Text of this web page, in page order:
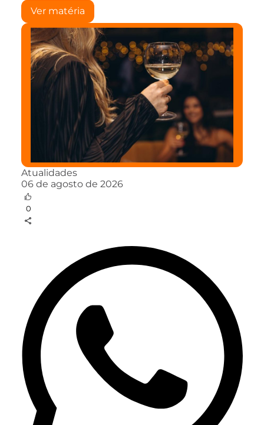
Ver matéria
Atualidades
06 de agosto de 2026
0